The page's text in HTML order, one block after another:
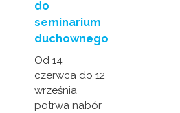
do
seminarium
duchownego
Od 14
czerwca do 12
września
potrwa nabór